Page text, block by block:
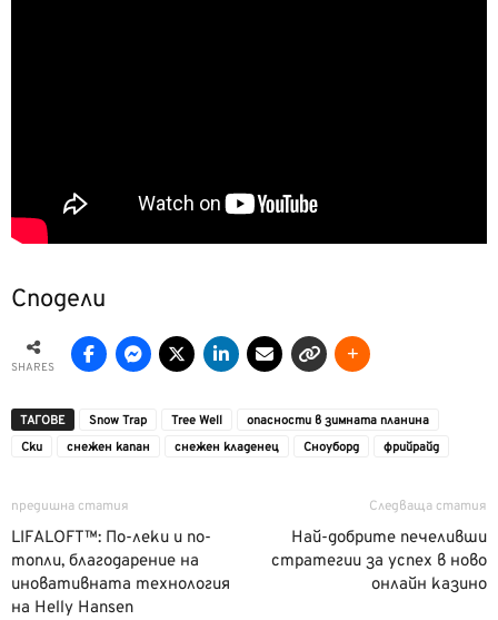
Сподели
SHARES
ТАГОВЕ Snow Trap Tree Well
опасности в зимната планина
Ски
снежен капан снежен кладенец Сноуборд фрийрайд
предишна статия
LIFALOFT™: По-леки и по-
топли, благодарение на
иновативната технология
на Helly Hansen
Следваща статия
Hай-добрите печеливши
стратегии за успех в ново
онлайн казино